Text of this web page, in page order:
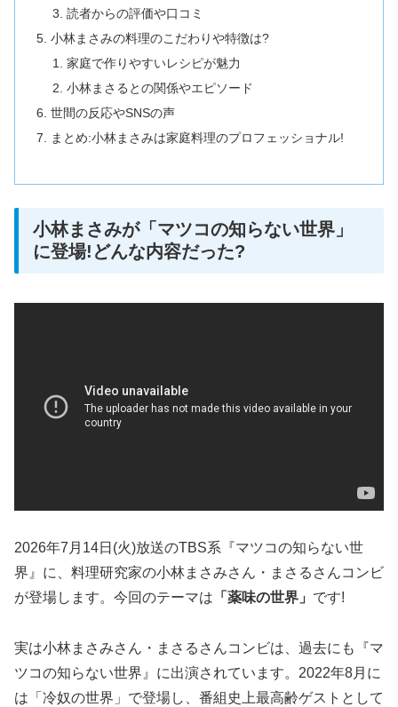
読者からの評価や口コミ
小林まさみの料理のこだわりや特徴は?
家庭で作りやすいレシピが魅力
小林まさるとの関係やエピソード
世間の反応やSNSの声
まとめ:小林まさみは家庭料理のプロフェッショナル!
小林まさみが「マツコの知らない世界」
に登場!どんな内容だった?
2026年7月14日(火)放送のTBS系『マツコの知らない世
界』に、料理研究家の小林まさみさん・まさるさんコンビ
が登場します。今回のテーマは 「薬味の世界」 です!
実は小林まさみさん・まさるさんコンビは、過去にも『マ
ツコの知らない世界』に出演されています。2022年8月に
は「冷奴の世界」で登場し、番組史上最高齢ゲストとして